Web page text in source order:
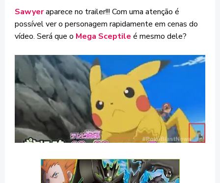
Sawyeraparece no trailer!!! Com uma atenção é
possível ver o personagem rapidamente em cenas do
vídeo. Será que o Mega Sceptile é mesmo dele?